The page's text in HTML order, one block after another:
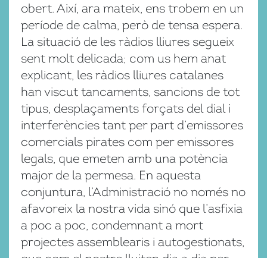
obert. Així, ara mateix, ens trobem en un
període de calma, però de tensa espera.
La situació de les ràdios lliures segueix
sent molt delicada; com us hem anat
explicant, les ràdios lliures catalanes
han viscut tancaments, sancions de tot
tipus, desplaçaments forçats del dial i
interferències tant per part d’emissores
comercials pirates com per emissores
legals, que emeten amb una potència
major de la permesa. En aquesta
conjuntura, l’Administració no només no
afavoreix la nostra vida sinó que l’asfixia
a poc a poc, condemnant a mort
projectes assemblearis i autogestionats,